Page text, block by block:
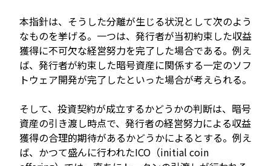
本指針は、そうした分離が生じる状況として次のよう
なものを挙げる。一つは、発行者が当初約束した収益
獲得に不可欠な経営努力を完了した場合である。例え
ば、発行者が約束した暗号資産に関係する一定のソフ
トウェア開発が完了したといった場合が考えられる。
そして、投資契約が成立するかどうかの判断は、暗号
資産の引き渡し時点で、発行者の経営努力による収益
獲得の合理的期待があるかどうかによるとする。例え
ば、かつて盛んに行われたICO（initial coin